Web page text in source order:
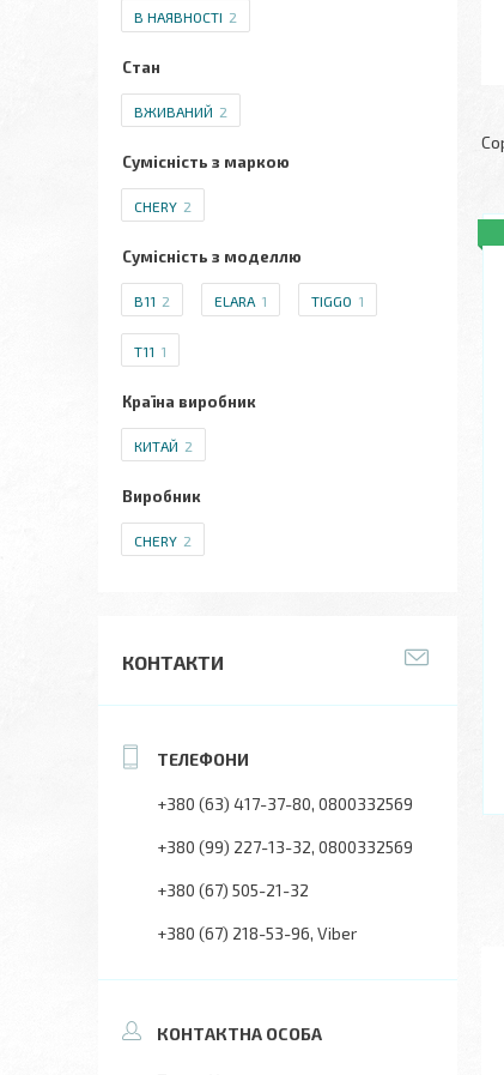
В НАЯВНОСТІ 2
Стан
ВЖИВАНИЙ 2
Сумісність з маркою
CHERY 2
Сумісність з моделлю
B11 2 ELARA 1 TIGGO 1
T11 1
Країна виробник
КИТАЙ 2
Виробник
CHERY 2
КОНТАКТИ
+380 (63) 417-37-80 0800332569
+380 (99) 227-13-32 0800332569
+380 (67) 505-21-32
+380 (67) 218-53-96 Viber